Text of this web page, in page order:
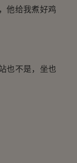
他给我煮好鸡
也不是，坐也